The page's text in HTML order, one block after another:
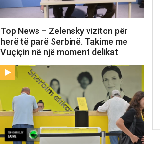
Top News – Zelensky viziton për
herë të parë Serbinë. Takime me
Vuçiçin në një moment delikat